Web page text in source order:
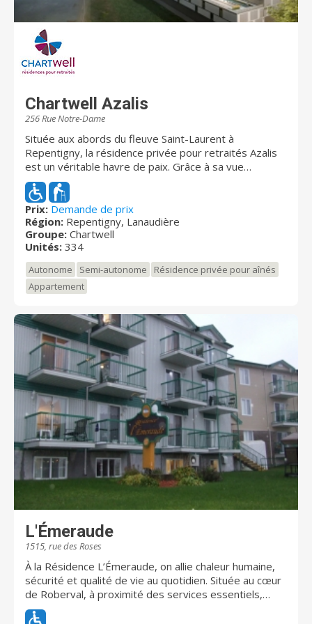
Chartwell Azalis
256 Rue Notre-Dame
Située aux abords du fleuve Saint-Laurent à
Repentigny, la résidence privée pour retraités Azalis
est un véritable havre de paix. Grâce à sa vue
panoramique exceptionnelle et ses parcs
environnants, vous vous sentirez immergé dans la
nature tout en profitant des commodités urbaines.
L'architecture moderne, le design élégant de la
résidence, ainsi que la variété d'appartements
répondent à tous les besoins.
Prix: Demande de prix
Région: Repentigny, Lanaudière
Groupe: Chartwell
Unités: 334
Autonome Semi-autonome
Résidence privée pour aînés
Appartement
L'Émeraude
1515, rue des Roses
À la Résidence L’Émeraude, on allie chaleur humaine,
sécurité et qualité de vie au quotidien. Située au cœur
de Roberval, à proximité des services essentiels,
L’Émeraude offre un milieu de vie paisible, lumineux et